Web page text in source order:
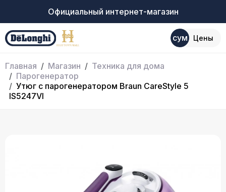
Официальный интернет-магазин
сум Цены
Главная Магазин
Техника для дома
Парогенератор
Утюг с парогенератором Braun CareStyle 5
IS5247VI